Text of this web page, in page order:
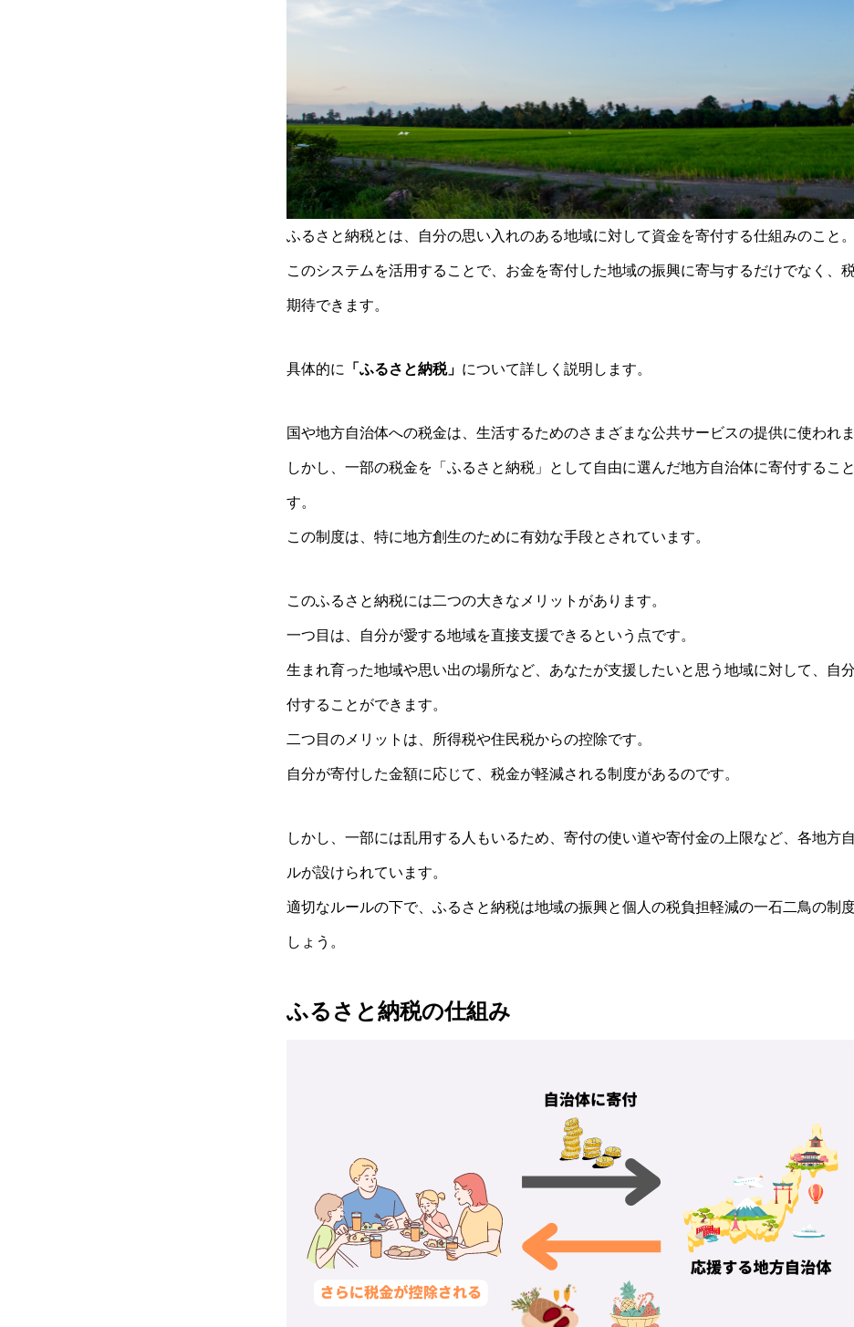
ふるさと納税とは、自分の思い入れのある地域に対して資金を寄付する仕組みのこと。
このシステムを活用することで、お金を寄付した地域の振興に寄与するだけでなく、
期待できます。
具体的に 「ふるさと納税」 について詳しく説明します。
国や地方自治体への税金は、生活するためのさまざまな公共サービスの提供に使われま
しかし、一部の税金を「ふるさと納税」として自由に選んだ地方自治体に寄付するこ
す。
この制度は、特に地方創生のために有効な手段とされています。
このふるさと納税には二つの大きなメリットがあります。
一つ目は、自分が愛する地域を直接支援できるという点です。
生まれ育った地域や思い出の場所など、あなたが支援したいと思う地域に対して、自
付することができます。
二つ目のメリットは、所得税や住民税からの控除です。
自分が寄付した金額に応じて、税金が軽減される制度があるのです。
しかし、一部には乱用する人もいるため、寄付の使い道や寄付金の上限など、各地方
ルが設けられています。
適切なルールの下で、ふるさと納税は地域の振興と個人の税負担軽減の一石二鳥の制
しょう。
ふるさと納税の仕組み